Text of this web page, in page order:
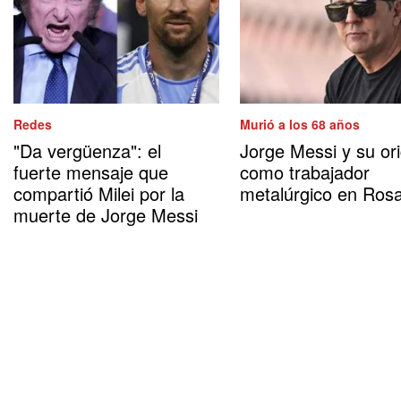
Redes
"Da vergüenza": el
fuerte mensaje que
compartió Milei por la
muerte de Jorge Messi
Murió a los 68 años
Jorge Messi y su
como trabajador
metalúrgico en